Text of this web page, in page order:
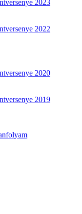
2023
2022
2020
2019